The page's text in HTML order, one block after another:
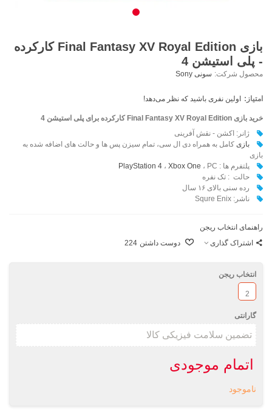
بازی Final Fantasy XV Royal Edition کارکرده
- پلی استیشن 4
محصول شرکت: سونی Sony
امتیاز: اولین نفری باشید که نظر می‌دهد!
خرید بازی Final Fantasy XV Royal Edition کارکرده
برای پلی استیشن 4
ژانر: اکشن - نقش آفرینی
بازی کامل به همراه دی ال سی، تمام سیزن پس ها و حالت های اضافه شده به
بازی
پلتفرم ها :
PlayStation 4، Xbox One ، PC
حالت : تک نفره
رده سنی بالای ۱۶ سال
ناشر: Squre Enix
راهنمای انتخاب ریجن
اشتراک گذاری
دوست داشتن 224
انتخاب ریجن
2
گارانتی
اتمام موجودی
ناموجود